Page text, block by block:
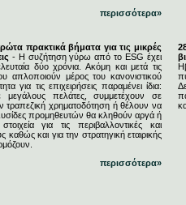
περισσότερα»
πρακτικά βήματα για τις μικρές
- Η συζήτηση γύρω από το ESG έχει
δύο χρόνια. Ακόμη και μετά τις
απλοποιούν μέρος του κανονιστικού
για τις επιχειρήσεις παραμένει ίδια:
μεγάλους πελάτες, συμμετέχουν σε
τραπεζική χρηματοδότηση ή θέλουν να
προμηθευτών θα κληθούν αργά ή
για τις περιβαλλοντικές και
καθώς και για την στρατηγική εταιρικής
περισσότερα»